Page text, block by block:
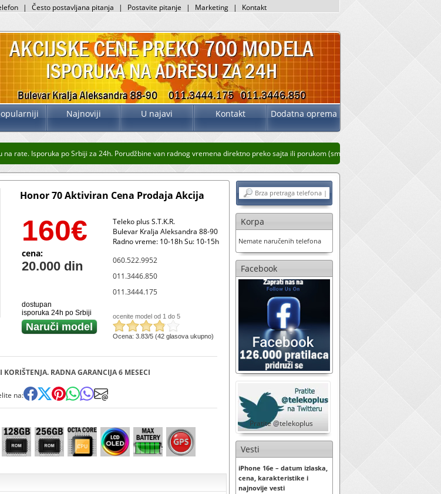
| Često postavljana pitanja | Postavite pitanje | Marketing | Kontakt
Najnoviji U najavi Kontakt Dodatna oprema
rate. Isporuka po Srbiji za 24h. Porudžbine van radnog vremena direktno preko sajta ili porukom (sms, whatsup, viber)
Honor 70 Aktiviran Cena Prodaja Akcija
160€
cena:
20.000 din
dostupan
isporuka 24h po Srbiji
Naruči model
Teleko plus S.T.K.R.
Bulevar Kralja Aleksandra 88-90
Radno vreme: 10-18h Su: 10-15h
060.522.9952
011.3446.850
011.3444.175
ocenite model od 1 do 5
Ocena: 3.83/5 (42 glasova ukupno)
RADNA GARANCIJA 6 MESECI
na:
Korpa
Nemate naručenih telefona
Facebook
Pratite @telekoplus
Vesti
iPhone 16e – datum izlaska,
cena, karakteristike i
najnovije vesti